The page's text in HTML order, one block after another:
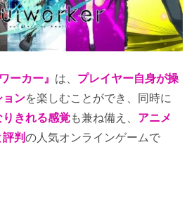
ーカー』 は、 プレイヤー自身が操
ョンを楽しむことができ、同時に
きれる感覚も兼ね備え、 アニメ
評判の人気オンラインゲームで